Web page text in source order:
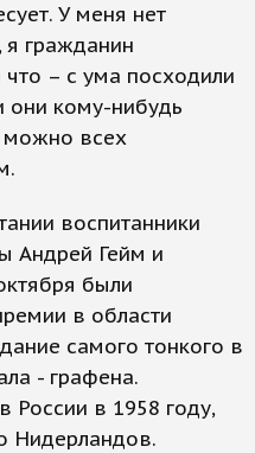
У меня нет
я гражданин
– с ума посходили
они кому-нибудь
можно всех
воспитанники
Андрей Гейм и
были
в области
самого тонкого в
- графена.
России в 1958 году,
Нидерландов.